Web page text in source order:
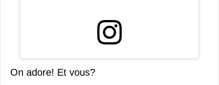
On adore! Et vous?